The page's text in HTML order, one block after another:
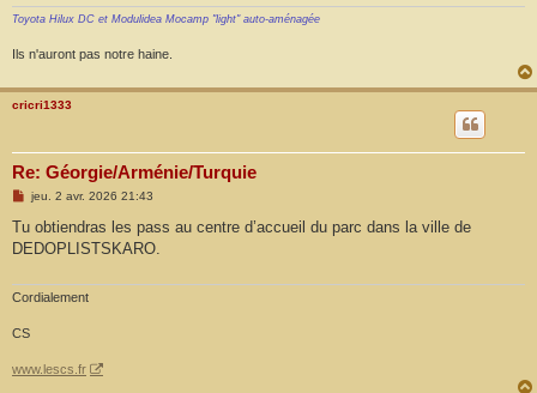
Toyota Hilux DC et Modulidea Mocamp "light" auto-aménagée
Ils n'auront pas notre haine.
cricri1333
Re: Géorgie/Arménie/Turquie
M
s
a
jeu. 2 avr. 2026 21:43
Tu obtiendras les pass au centre d’accueil du parc dans la ville de
DEDOPLISTSKARO.
Cordialement
CS
www.lescs.fr